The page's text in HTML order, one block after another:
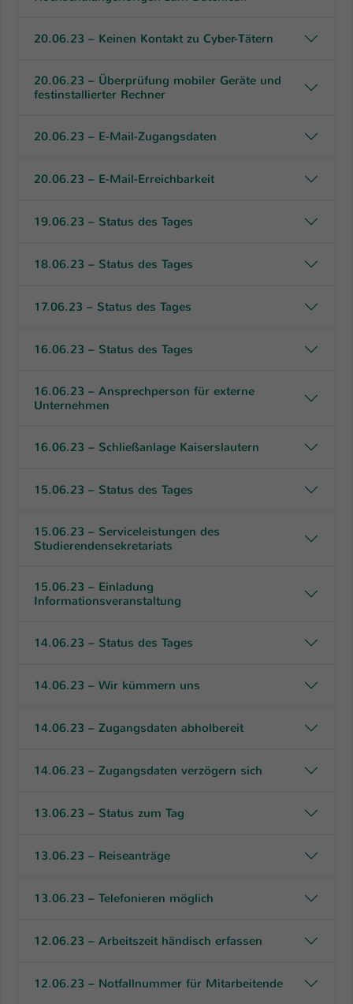
20.06.23 – Keinen Kontakt zu Cyber-Tätern
20.06.23 – Überprüfung mobiler Geräte und
festinstallierter Rechner
20.06.23 – E-Mail-Zugangsdaten
20.06.23 – E-Mail-Erreichbarkeit
19.06.23 – Status des Tages
18.06.23 – Status des Tages
17.06.23 – Status des Tages
16.06.23 – Status des Tages
16.06.23 – Ansprechperson für externe
Unternehmen
16.06.23 – Schließanlage Kaiserslautern
15.06.23 – Status des Tages
15.06.23 – Serviceleistungen des
Studierendensekretariats
15.06.23 – Einladung
Informationsveranstaltung
14.06.23 – Status des Tages
14.06.23 – Wir kümmern uns
14.06.23 – Zugangsdaten abholbereit
14.06.23 – Zugangsdaten verzögern sich
13.06.23 – Status zum Tag
13.06.23 – Reiseanträge
13.06.23 – Telefonieren möglich
12.06.23 – Arbeitszeit händisch erfassen
12.06.23 – Notfallnummer für Mitarbeitende